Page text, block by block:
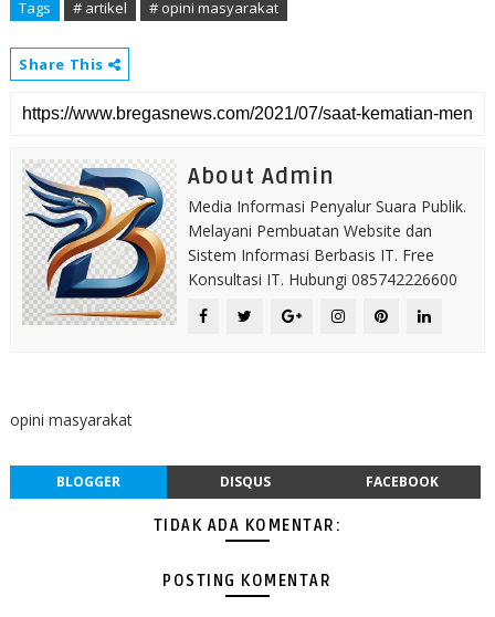
Tags # artikel # opini masyarakat
Share This
About Admin
Media Informasi Penyalur Suara Publik.
Melayani Pembuatan Website dan
Sistem Informasi Berbasis IT. Free
Konsultasi IT. Hubungi 085742226600
opini masyarakat
BLOGGER DISQUS FACEBOOK
TIDAK ADA KOMENTAR:
POSTING KOMENTAR